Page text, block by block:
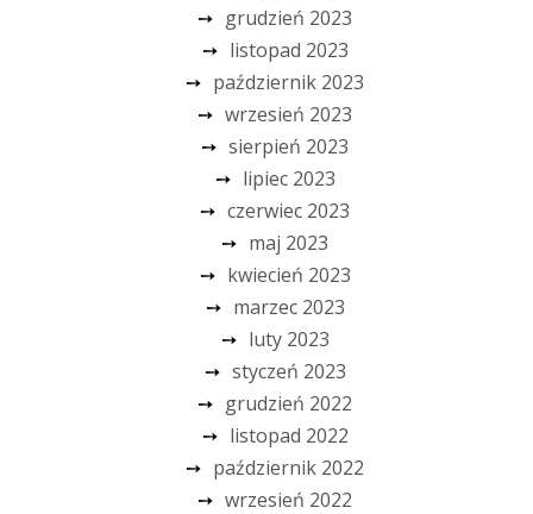
grudzień 2023
listopad 2023
październik 2023
wrzesień 2023
sierpień 2023
lipiec 2023
czerwiec 2023
maj 2023
kwiecień 2023
marzec 2023
luty 2023
styczeń 2023
grudzień 2022
listopad 2022
październik 2022
wrzesień 2022